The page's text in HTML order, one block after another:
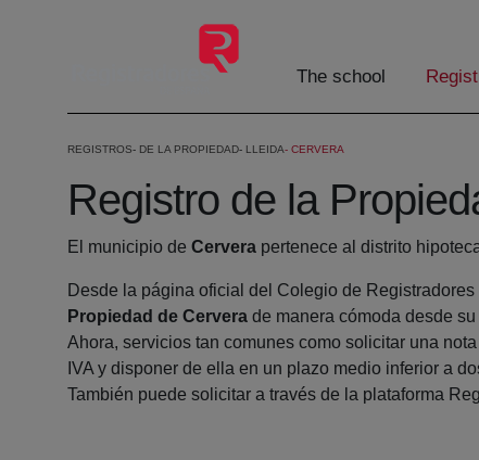
The school
REGISTROS DE LA PROPIEDAD LLEIDA CERVERA
Registro de la
El municipio de Cervera pertenece al distrito
Desde la página oficial del Colegio de
Propiedad de Cervera de manera cómoda desde
Ahora, servicios tan comunes como solicitar una nota
IVA y disponer de ella en un plazo medio inferior a
También puede solicitar a través de la plataforma